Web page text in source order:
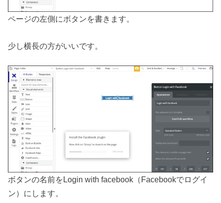
ページの左側にボタンを書きます。
少し横長の方がいいです。
ボタンの名前をLogin with facebook（Facebookでログイ
ン）にします。